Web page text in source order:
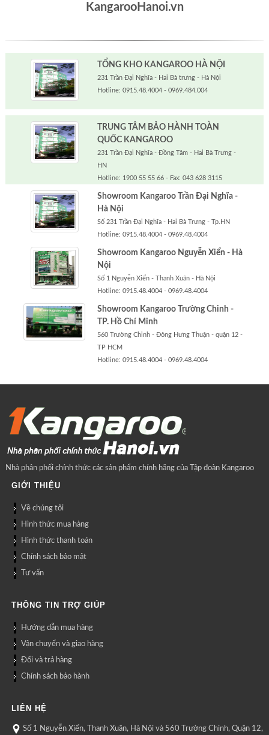
KangarooHanoi.vn
TỔNG KHO KANGAROO HÀ NỘI
231 Trần Đại Nghĩa - Hai Bà trưng - Hà Nội
Hotline: 0915.48.4004 - 0969.484.004
TRUNG TÂM BẢO HÀNH TOÀN
QUỐC KANGAROO
231 Trần Đại Nghĩa - Đồng Tâm - Hai Bà Trưng -
HN
Hotline: 1900 55 55 66 - Fax: 043 628 3115
Showroom Kangaroo Trần Đại Nghĩa -
Hà Nội
Số 231 Trần Đại Nghĩa - Hai Bà Trưng - Tp.HN
Hotline: 0915.48.4004 - 0969.48.4004
Showroom Kangaroo Nguyễn Xiển - Hà
Nội
Số 1 Nguyễn Xiển - Thanh Xuân - Hà Nội
Hotline: 0915.48.4004 - 0969.48.4004
Showroom Kangaroo Trường Chinh -
TP. Hồ Chí Minh
560 Trường Chinh - Đông Hưng Thuận - quận 12 -
TP HCM
Hotline: 0915.48.4004 - 0969.48.4004
Nhà phân phối chính thức các sản phẩm chính hãng của Tập đoàn Kangaroo
GIỚI THIỆU
Về chúng tôi
Hình thức mua hàng
Hình thức thanh toán
Chính sách bảo mật
Tư vấn
THÔNG TIN TRỢ GIÚP
Hướng dẫn mua hàng
Vận chuyển và giao hàng
Đổi và trả hàng
Chính sách bảo hành
LIÊN HỆ
Số 1 Nguyễn Xiển, Thanh Xuân, Hà Nội và 560 Trường Chinh, Quận 12,